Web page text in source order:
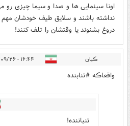
اونا سینمایی ها و صدا و سیما چیزی
نداشته باشند و سلایق طیف خودشان
دروغ بشنوند یا وقتشان را تلف کنند!
ڪیان ۱۶:۴۴ - ۱۳۹۹/۰۹/۲۶
واقعا‌ڪه #تنابنده
تنباننده!